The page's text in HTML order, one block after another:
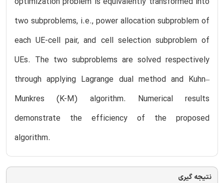
two subproblems, i.e., power allocation subproblem of
each UE-cell pair, and cell selection subproblem of
UEs. The two subproblems are solved respectively
through applying Lagrange dual method and Kuhn–
Munkres (K-M) algorithm. Numerical results
demonstrate the efficiency of the proposed
algorithm.
نتیجه گیری